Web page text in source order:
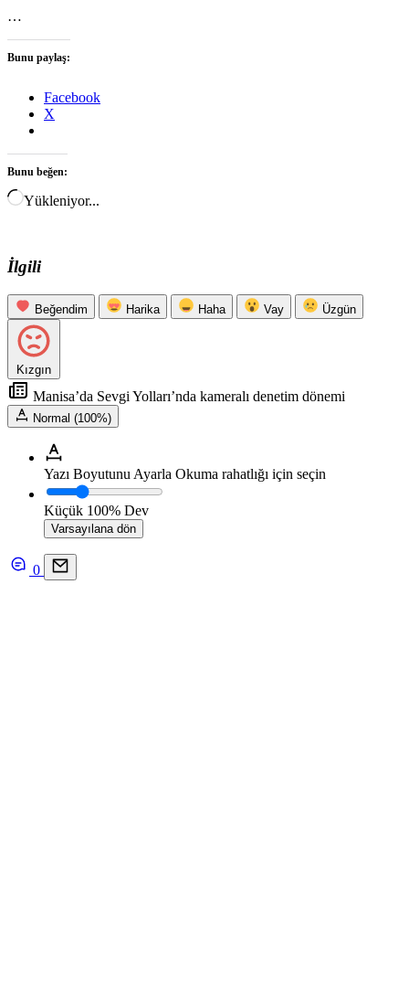
…
Bunu paylaş:
Facebook
X
Bunu beğen:
Yükleniyor...
İlgili
Beğendim Harika Haha Vay Üzgün
Kızgın
Manisa’da Sevgi Yolları’nda kameralı denetim dönemi
Normal (100%)
Yazı Boyutunu Ayarla Okuma rahatlığı için seçin
Küçük 100% Dev
Varsayılana dön
0